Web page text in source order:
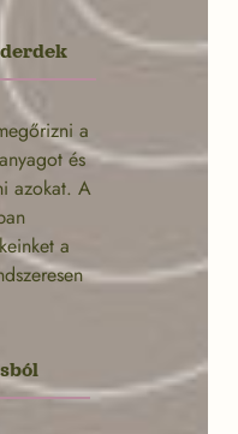
a
és
azokat. A
a